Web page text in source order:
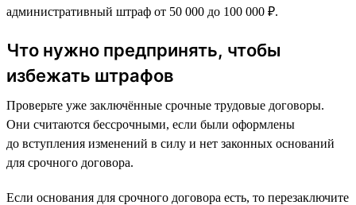
административный штраф от 50 000 до 100 000 ₽.
Что нужно предпринять, чтобы
избежать штрафов
Проверьте уже заключённые срочные трудовые договоры.
Они считаются бессрочными, если были оформлены
до вступления изменений в силу и нет законных оснований
для срочного договора.
Если основания для срочного договора есть, то перезаключите